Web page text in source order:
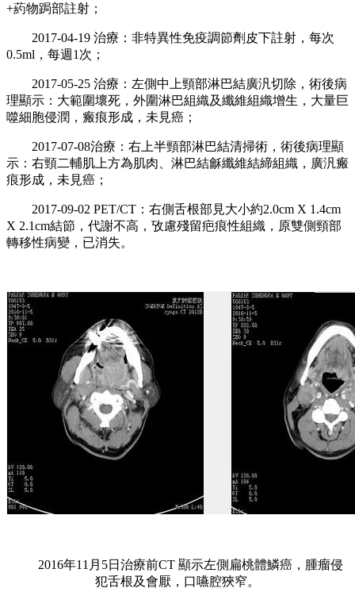
+葯物跼部註射；
2017-04-19 治療：非特異性免疫調節劑皮下註射，每次
0.5ml，每週1次；
2017-05-25 治療：左側中上頸部淋巴結廣汎切除，術後病
理顯示：大範圍壞死，外圍淋巴組織及纖維組織增生，大量巨
噬細胞侵潤，瘢痕形成，未見癌；
2017-07-08治療：右上半頸部淋巴結清掃術，術後病理顯
示：右頸二輔肌上方為肌肉、淋巴結龢纖維結締組織，廣汎瘢
痕形成，未見癌；
2017-09-02 PET/CT：右側舌根部見大小約2.0cm X 1.4cm
X 2.1cm結節，代謝不高，攷慮殘留疤痕性組織，原雙側頸部
轉移性病變，已消失。
2016年11月5日治療前CT 顯示左側扁桃體鱗癌，腫瘤侵
犯舌根及會厭，口嚥腔狹窄。